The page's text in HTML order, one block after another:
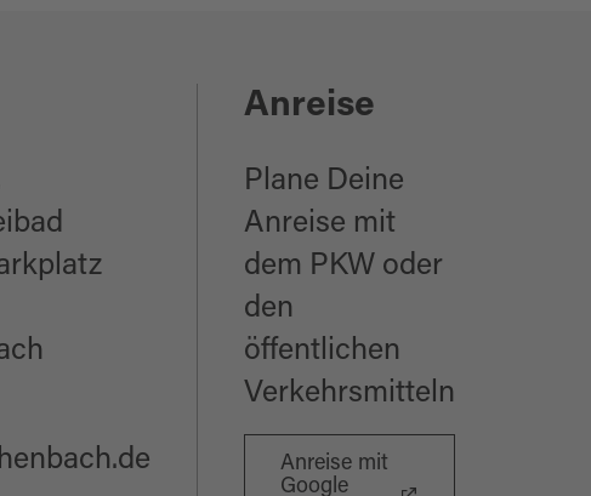
Anreise
Plane Deine
Anreise mit
dem PKW oder
den
öffentlichen
Verkehrsmitteln
Anreise mit
Google